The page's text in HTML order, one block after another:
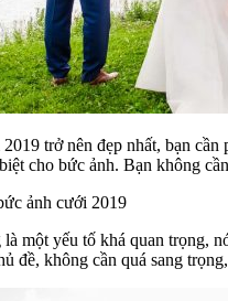
trở nên đẹp nhất, bạn cần
cho bức ảnh. Bạn không
ảnh cưới 2019
là một yếu tố khá quan trọng,
đề, không cần quá sang